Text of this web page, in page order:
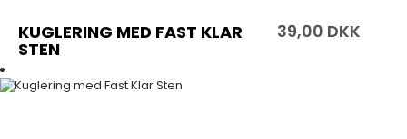
KUGLERING MED FAST KLAR
STEN
39,00 DKK